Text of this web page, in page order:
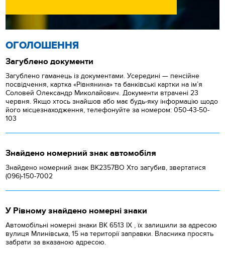
ОГОЛОШЕННЯ
Загублено документи
Загублено гаманець із документами. Усередині — пенсійне
посвідчення, картка «Рівнянина» та банківські картки на ім’я
Соловей Олександр Миколайович. Документи втрачені 23
червня. Якщо хтось знайшов або має будь-яку інформацію щодо
його місцезнаходження, телефонуйте за номером: 050-43-50-
103
Знайдено номерний знак автомобіля
Знайдено номерний знак ВК2357ВО Хто загубив, звертатися
(096)-150-7002
У Рівному знайдено номерні знаки
Автомобільні номерні знаки BK 6513 IX , їх залишили за адресою
вулиця Млинівська, 15 на території заправки. Власника просять
забрати за вказаною адресою.